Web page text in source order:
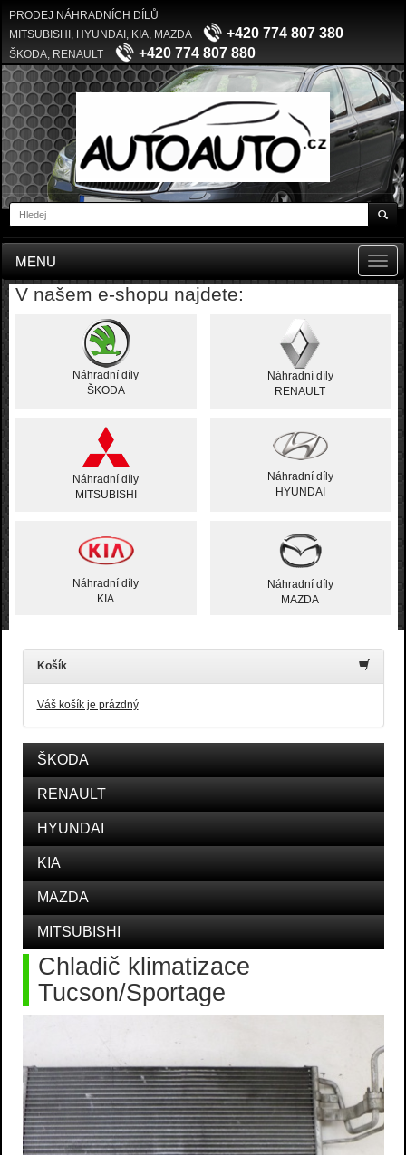
PRODEJ NÁHRADNÍCH DÍLŮ
MITSUBISHI, HYUNDAI, KIA, MAZDA
+420 774 807 380
ŠKODA, RENAULT +420 774 807 880
MENU
V našem e-shopu najdete:
Náhradní díly
ŠKODA
Náhradní díly
RENAULT
Náhradní díly
MITSUBISHI
Náhradní díly
HYUNDAI
Náhradní díly
KIA
Náhradní díly
MAZDA
Košík
Váš košík je prázdný
ŠKODA
RENAULT
HYUNDAI
KIA
MAZDA
MITSUBISHI
Chladič klimatizace
Tucson/Sportage